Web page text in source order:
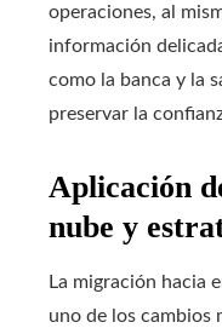
operaciones, al
información
como la banca y la
preservar la
Aplicación
nube y
La migración hacia
uno de los cambios